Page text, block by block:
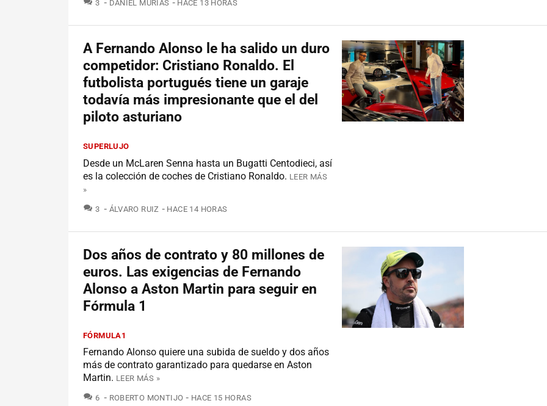
3 DANIEL MURIAS HACE 13 HORAS
A Fernando Alonso le ha salido un duro
competidor: Cristiano Ronaldo. El
futbolista portugués tiene un garaje
todavía más impresionante que el del
piloto asturiano
SUPERLUJO
Desde un McLaren Senna hasta un Bugatti Centodieci, así
es la colección de coches de Cristiano Ronaldo. LEER MÁS
»
3 COMENTARIOS
ÁLVARO RUIZ HACE 14 HORAS
Dos años de contrato y 80 millones de
euros. Las exigencias de Fernando
Alonso a Aston Martin para seguir en
Fórmula 1
FÓRMULA1
Fernando Alonso quiere una subida de sueldo y dos años
más de contrato garantizado para quedarse en Aston
Martin. LEER MÁS »
6 COMENTARIOS
ROBERTO MONTIJO HACE 15 HORAS